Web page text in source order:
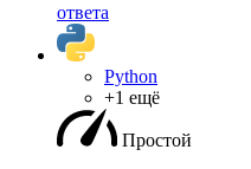
ответа
Python
+1 ещё
Простой